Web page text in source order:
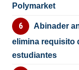
Polymarket
Abinader
elimina requisito
estudiantes